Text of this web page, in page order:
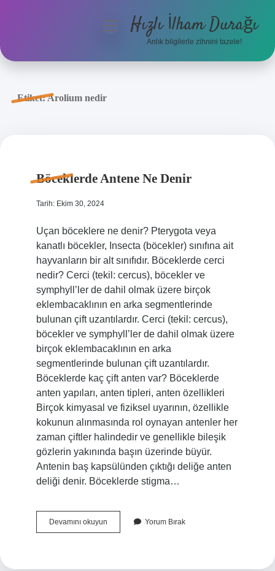
Anasayfa
menüyüHızlı İlham Durağı
Anlık bilgilerle zihnini tazele!
Etiket:Arolium nedir
Böceklerde Antene Ne Denir
Tarih: Ekim 30, 2024
Uçan böceklere ne denir? Pterygota veya
kanatlı böcekler, Insecta (böcekler) sınıfına ait
hayvanların bir alt sınıfıdır. Böceklerde cerci
nedir? Cerci (tekil: cercus), böcekler ve
symphyll’ler de dahil olmak üzere birçok
eklembacaklının en arka segmentlerinde
bulunan çift uzantılardır. Cerci (tekil: cercus),
böcekler ve symphyll’ler de dahil olmak üzere
birçok eklembacaklının en arka
segmentlerinde bulunan çift uzantılardır.
Böceklerde kaç çift anten var? Böceklerde
anten yapıları, anten tipleri, anten özellikleri
Birçok kimyasal ve fiziksel uyarının, özellikle
kokunun alınmasında rol oynayan antenler her
zaman çiftler halindedir ve genellikle bileşik
gözlerin yakınında başın üzerinde büyür.
Antenin baş kapsülünden çıktığı deliğe anten
deliği denir. Böceklerde stigma…
Devamını okuyunBöceklerde
Antene
Yorum Bırak